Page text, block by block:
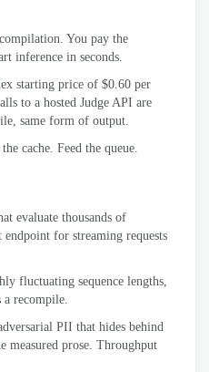
. You pay the
inference in seconds.
starting price of $0.60 per
to a hosted Judge API are
, same form of output.
the cache. Feed the queue.
evaluate thousands of
for streaming requests
fluctuating sequence lengths,
a recompile.
PII that hides behind
measured prose. Throughput